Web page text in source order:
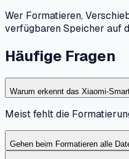
Wer Formatieren,
verfügbaren Speicher auf
Häufige Fragen
Warum erkennt das Xiaomi-
Meist fehlt die
Gehen beim Formatieren alle